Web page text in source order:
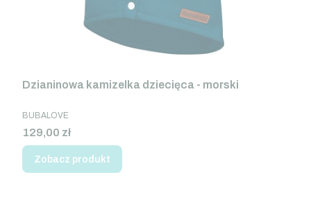
Dzianinowa kamizelka dziecięca - morski
PRODUCENT
BUBALOVE
Cena
129,00 zł
Zobacz produkt